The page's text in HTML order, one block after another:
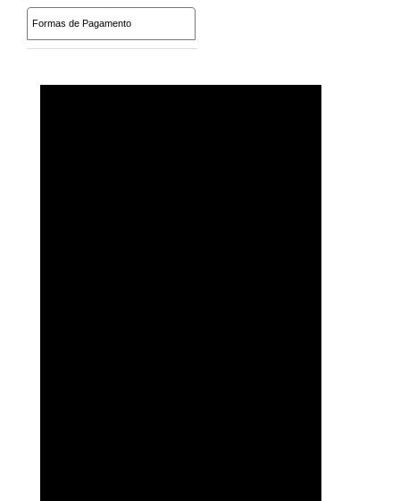
Formas de Pagamento